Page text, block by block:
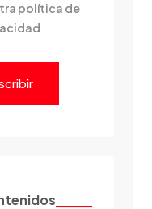
política de